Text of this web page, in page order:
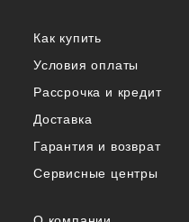
Как купить
Условия оплаты
Рассрочка и кредит
Доставка
Гарантия и возврат
Сервисные центры